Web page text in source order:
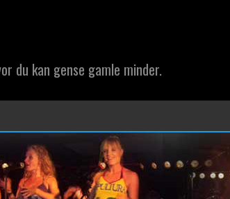
du kan gense gamle minder.